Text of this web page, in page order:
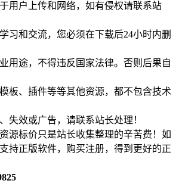
用户上传和网络，如有侵权请联系站
习和交流，您必须在下载后24小时内删
用途，不得违反国家法律。否则后果自
板、插件等等其他资源，都不包含技术
失效或广告，请联系站长处理！
源标价只是站长收集整理的辛苦费！如
持正版软件，购买注册，得到更好的正